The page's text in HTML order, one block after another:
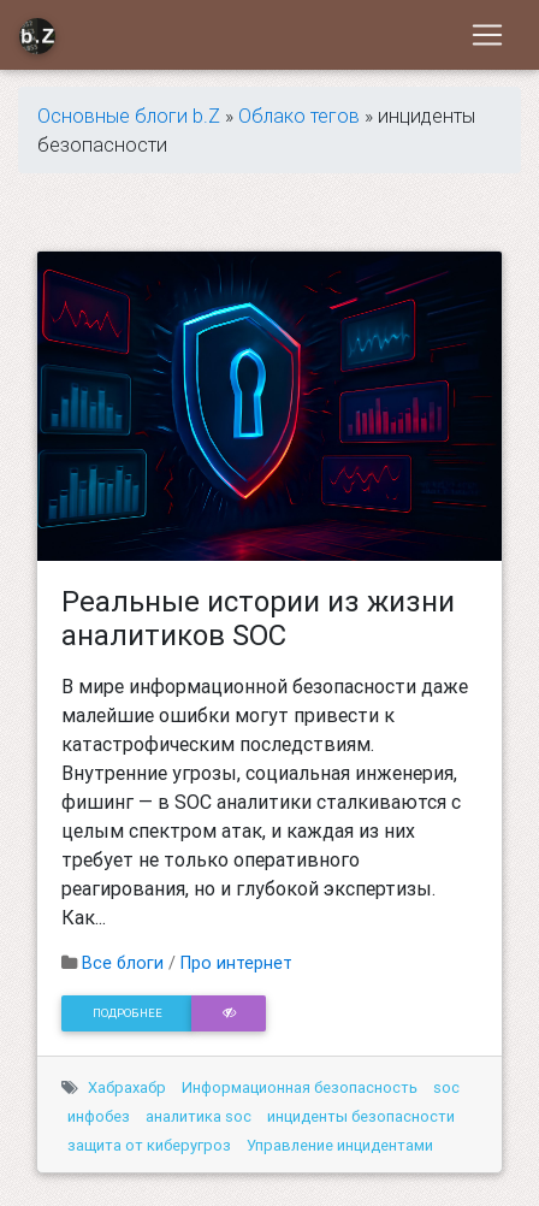
Основные блоги b.Z » Облако тегов » инциденты
безопасности
Реальные истории из жизни
аналитиков SOC
В мире информационной безопасности даже
малейшие ошибки могут привести к
катастрофическим последствиям.
Внутренние угрозы, социальная инженерия,
фишинг — в SOC аналитики сталкиваются с
целым спектром атак, и каждая из них
требует не только оперативного
реагирования, но и глубокой экспертизы.
Как...
Все блоги / Про интернет
ПОДРОБНЕЕ
Хабрахабр Информационная безопасность
soc
инфобез
аналитика soc
инциденты безопасности
защита от киберугроз
Управление инцидентами